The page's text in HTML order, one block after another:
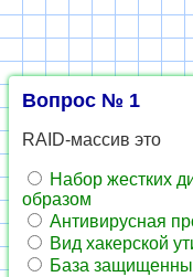
Вопрос № 1
RAID-массив это
Набор жестких
образом
Антивирусная
Вид хакерской
База